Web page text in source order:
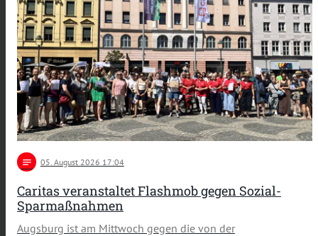
notes 05. August 2026 17:04
Caritas veranstaltet Flashmob gegen Sozial-
Sparmaßnahmen
Augsburg ist am Mittwoch gegen die von der